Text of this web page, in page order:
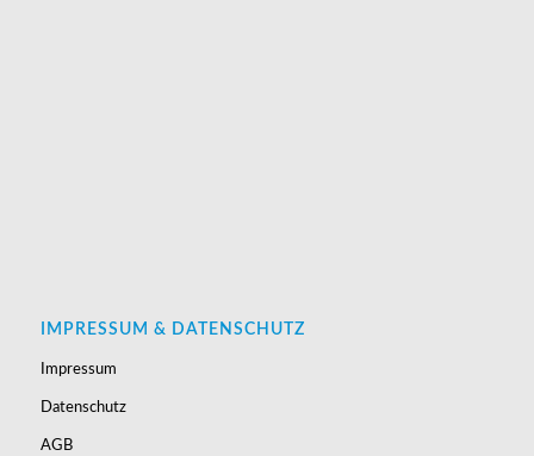
IMPRESSUM & DATENSCHUTZ
Impressum
Datenschutz
AGB